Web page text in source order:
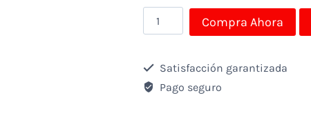
Set
decorativo
de
Pared
Compra Ahora
Satisfacción garantizada
Pago seguro